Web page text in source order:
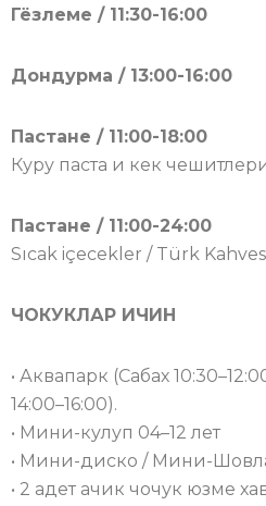
Гёзлеме / 11:30-16:00
Дондурма / 13:00-16:00
Пастане / 11:00-18:00
Куру паста и кек
Пастане / 11:00-24:00
Sıcak içecekler / Türk
ЧОКУКЛАР ИЧИН
• Аквапарк (Сабах
14:00–16:00).
• Мини-кулуп 04–12 лет
• Мини-диско / Мини-
• 2 адет ачик чочук юзме